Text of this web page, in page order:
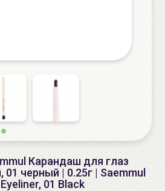
Карандаш для глаз
черный | 0.25г | Saemmul
01 Black